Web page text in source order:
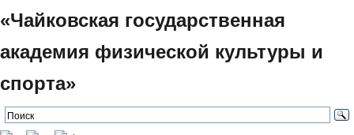
«Чайковская государственная
академия физической культуры и
спорта»